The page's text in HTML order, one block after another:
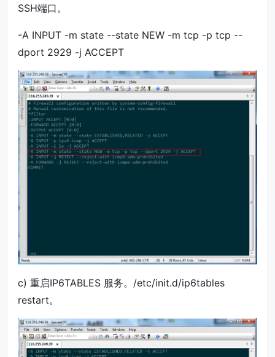
SSH端口。
-A INPUT -m state --state NEW -m tcp -p tcp --
dport 2929 -j ACCEPT
c) 重启IP6TABLES 服务。/etc/init.d/ip6tables
restart。